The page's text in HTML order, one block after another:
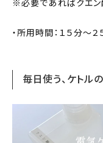
※必要であればクエン
・所用時間：１５分〜
毎日使う、ケトル